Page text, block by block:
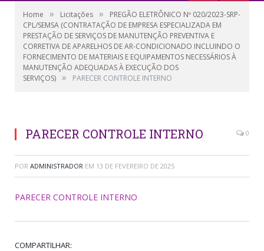
Home » Licitações »
PREGÃO ELETRÔNICO Nº 020/2023-SRP-
CPL/SEMSA (CONTRATAÇÃO DE EMPRESA ESPECIALIZADA EM
PRESTAÇÃO DE SERVIÇOS DE MANUTENÇÃO PREVENTIVA E
CORRETIVA DE APARELHOS DE AR-CONDICIONADO INCLUINDO O
FORNECIMENTO DE MATERIAIS E EQUIPAMENTOS NECESSÁRIOS À
MANUTENÇÃO ADEQUADAS À EXECUÇÃO DOS
SERVIÇOS) » PARECER CONTROLE INTERNO
PARECER CONTROLE INTERNO 0
POR ADMINISTRADOR EM 13 DE FEVEREIRO DE 2025
PARECER CONTROLE INTERNO
COMPARTILHAR: